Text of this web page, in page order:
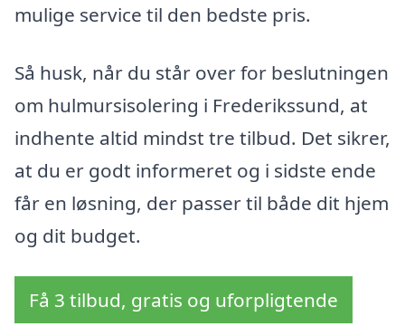
mulige service til den bedste pris.
Så husk, når du står over for beslutningen
om hulmursisolering i Frederikssund, at
indhente altid mindst tre tilbud. Det sikrer,
at du er godt informeret og i sidste ende
får en løsning, der passer til både dit hjem
og dit budget.
Få 3 tilbud, gratis og uforpligtende